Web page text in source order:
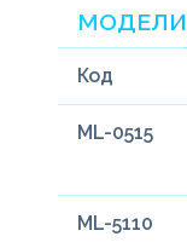
МОДЕЛИ
Код
ML-0515
ML-5110